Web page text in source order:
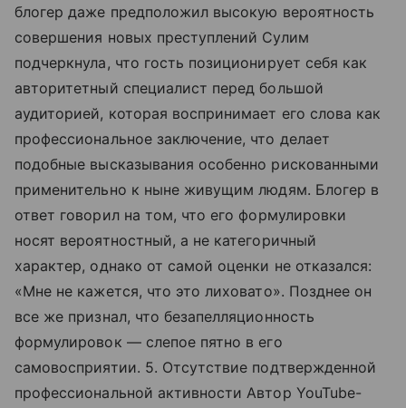
блогер даже предположил высокую вероятность
совершения новых преступлений Сулим
подчеркнула, что гость позиционирует себя как
авторитетный специалист перед большой
аудиторией, которая воспринимает его слова как
профессиональное заключение, что делает
подобные высказывания особенно рискованными
применительно к ныне живущим людям. Блогер в
ответ говорил на том, что его формулировки
носят вероятностный, а не категоричный
характер, однако от самой оценки не отказался:
«Мне не кажется, что это лиховато». Позднее он
все же признал, что безапелляционность
формулировок — слепое пятно в его
самовосприятии. 5. Отсутствие подтвержденной
профессиональной активности Автор YouTube-